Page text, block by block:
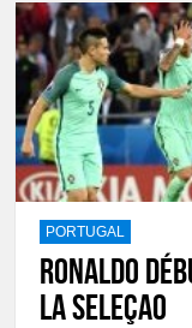
PORTUGAL
Ronaldo
la Seleçao